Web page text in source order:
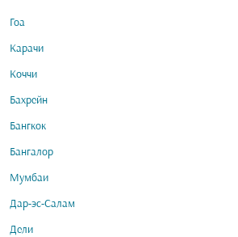
Гоа
Карачи
Коччи
Бахрейн
Бангкок
Бангалор
Мумбаи
Дар-эс-Салам
Дели